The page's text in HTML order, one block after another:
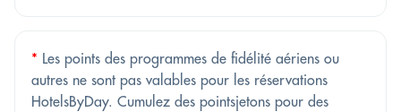
* Les points des programmes de fidélité aériens ou
autres ne sont pas valables pour les réservations
HotelsByDay. Cumulez des pointsjetons pour des